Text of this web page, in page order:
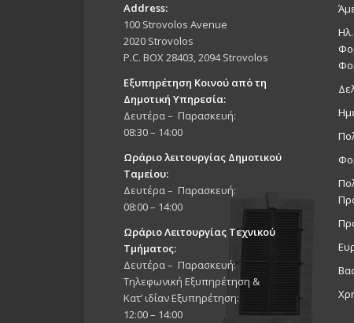
Address:
100 Strovolos Avenue
2020 Strovolos
P.C. BOX 28403, 2094 Strovolos
Εξυπηρέτηση Κοινού από τη
Δημοτική Υπηρεσία:
Δευτέρα – Παρασκευή:
08:30 – 14:00
Ωράριο λειτουργίας Δημοτικού
Ταμείου:
Δευτέρα – Παρασκευή:
08:00 – 14:00
Ωράριο Λειτουργίας Τεχνικού
Τμήματος:
Δευτέρα – Παρασκευή:
Τηλεφωνική Εξυπηρέτηση &
Κατ’ ιδίαν Εξυπηρέτηση:
12:00 – 14:00